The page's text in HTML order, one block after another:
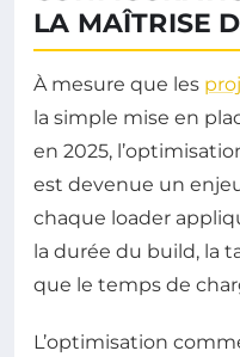
LA MAÎTRISE
À mesure que les
la simple mise en
en 2025,
est devenue un
chaque loader
la durée du build, la
que le temps de
L’optimisation